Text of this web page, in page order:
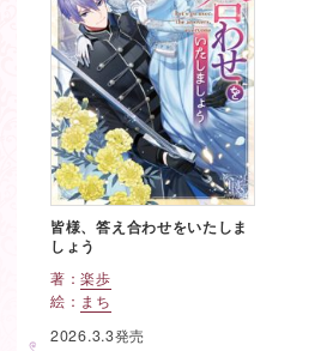
皆様、答え合わせをいたしま
しょう
著：楽歩
絵： まち
2026.3.3発売